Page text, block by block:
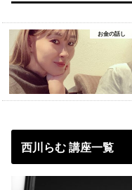
お金の話し
西川らむ 講座一覧